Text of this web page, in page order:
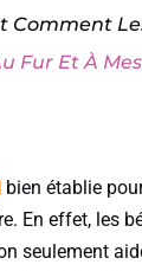
Comment
Fur Et À
bien établie
En effet, les
seulement